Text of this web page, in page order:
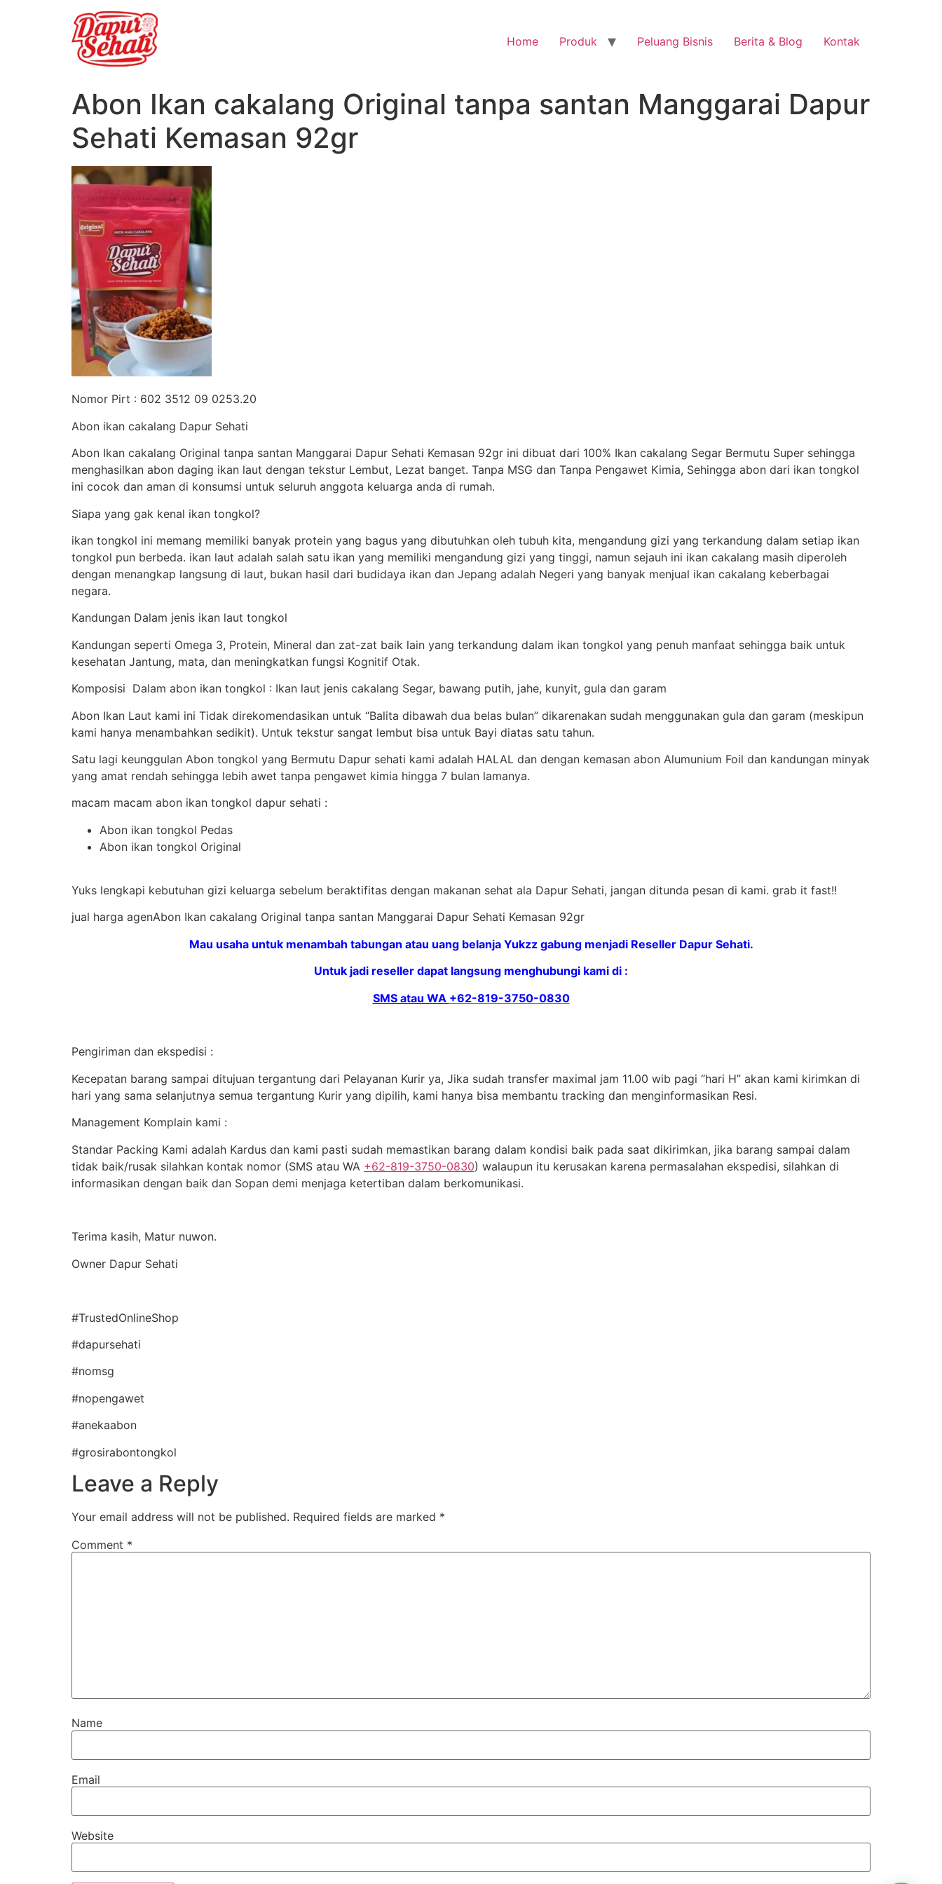
Home Produk Peluang Bisnis Berita & Blog Kontak
Abon Ikan cakalang Original tanpa santan Manggarai Dapur
Sehati Kemasan 92gr
Nomor Pirt : 602 3512 09 0253.20
Abon ikan cakalang Dapur Sehati
Abon Ikan cakalang Original tanpa santan Manggarai Dapur Sehati Kemasan 92gr ini dibuat dari 100% Ikan cakalang Segar Bermutu Super sehingga
menghasilkan abon daging ikan laut dengan tekstur Lembut, Lezat banget. Tanpa MSG dan Tanpa Pengawet Kimia, Sehingga abon dari ikan tongkol
ini cocok dan aman di konsumsi untuk seluruh anggota keluarga anda di rumah.
Siapa yang gak kenal ikan tongkol?
ikan tongkol ini memang memiliki banyak protein yang bagus yang dibutuhkan oleh tubuh kita, mengandung gizi yang terkandung dalam setiap ikan
tongkol pun berbeda. ikan laut adalah salah satu ikan yang memiliki mengandung gizi yang tinggi, namun sejauh ini ikan cakalang masih diperoleh
dengan menangkap langsung di laut, bukan hasil dari budidaya ikan dan Jepang adalah Negeri yang banyak menjual ikan cakalang keberbagai
negara.
Kandungan Dalam jenis ikan laut tongkol
Kandungan seperti Omega 3, Protein, Mineral dan zat-zat baik lain yang terkandung dalam ikan tongkol yang penuh manfaat sehingga baik untuk
kesehatan Jantung, mata, dan meningkatkan fungsi Kognitif Otak.
Komposisi Dalam abon ikan tongkol : Ikan laut jenis cakalang Segar, bawang putih, jahe, kunyit, gula dan garam
Abon Ikan Laut kami ini Tidak direkomendasikan untuk “Balita dibawah dua belas bulan” dikarenakan sudah menggunakan gula dan garam (meskipun
kami hanya menambahkan sedikit). Untuk tekstur sangat lembut bisa untuk Bayi diatas satu tahun.
Satu lagi keunggulan Abon tongkol yang Bermutu Dapur sehati kami adalah HALAL dan dengan kemasan abon Alumunium Foil dan kandungan minyak
yang amat rendah sehingga lebih awet tanpa pengawet kimia hingga 7 bulan lamanya.
macam macam abon ikan tongkol dapur sehati :
Abon ikan tongkol Pedas
Abon ikan tongkol Original
Yuks lengkapi kebutuhan gizi keluarga sebelum beraktifitas dengan makanan sehat ala Dapur Sehati, jangan ditunda pesan di kami. grab it fast!!
jual harga agenAbon Ikan cakalang Original tanpa santan Manggarai Dapur Sehati Kemasan 92gr
Mau usaha untuk menambah tabungan atau uang belanja Yukzz gabung menjadi Reseller Dapur Sehati.
Untuk jadi reseller dapat langsung menghubungi kami di :
SMS atau WA +62-819-3750-0830
Pengiriman dan ekspedisi :
Kecepatan barang sampai ditujuan tergantung dari Pelayanan Kurir ya, Jika sudah transfer maximal jam 11.00 wib pagi “hari H” akan kami kirimkan di
hari yang sama selanjutnya semua tergantung Kurir yang dipilih, kami hanya bisa membantu tracking dan menginformasikan Resi.
Management Komplain kami :
Standar Packing Kami adalah Kardus dan kami pasti sudah memastikan barang dalam kondisi baik pada saat dikirimkan, jika barang sampai dalam
tidak baik/rusak silahkan kontak nomor (SMS atau WA +62-819-3750-0830) walaupun itu kerusakan karena permasalahan ekspedisi, silahkan di
informasikan dengan baik dan Sopan demi menjaga ketertiban dalam berkomunikasi.
Terima kasih, Matur nuwon.
Owner Dapur Sehati
#TrustedOnlineShop
#dapursehati
#nomsg
#nopengawet
#anekaabon
#grosirabontongkol
Leave a Reply
Your email address will not be published. Required fields are marked *
Comment *
Name
Email
Website